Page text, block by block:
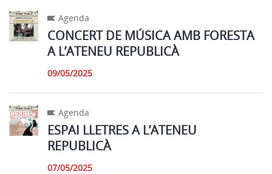
Agenda
CONCERT DE MÚSICA AMB FORESTA
A L’ATENEU REPUBLICÀ
09/05/2025
Agenda
ESPAI LLETRES A L’ATENEU
REPUBLICÀ
07/05/2025